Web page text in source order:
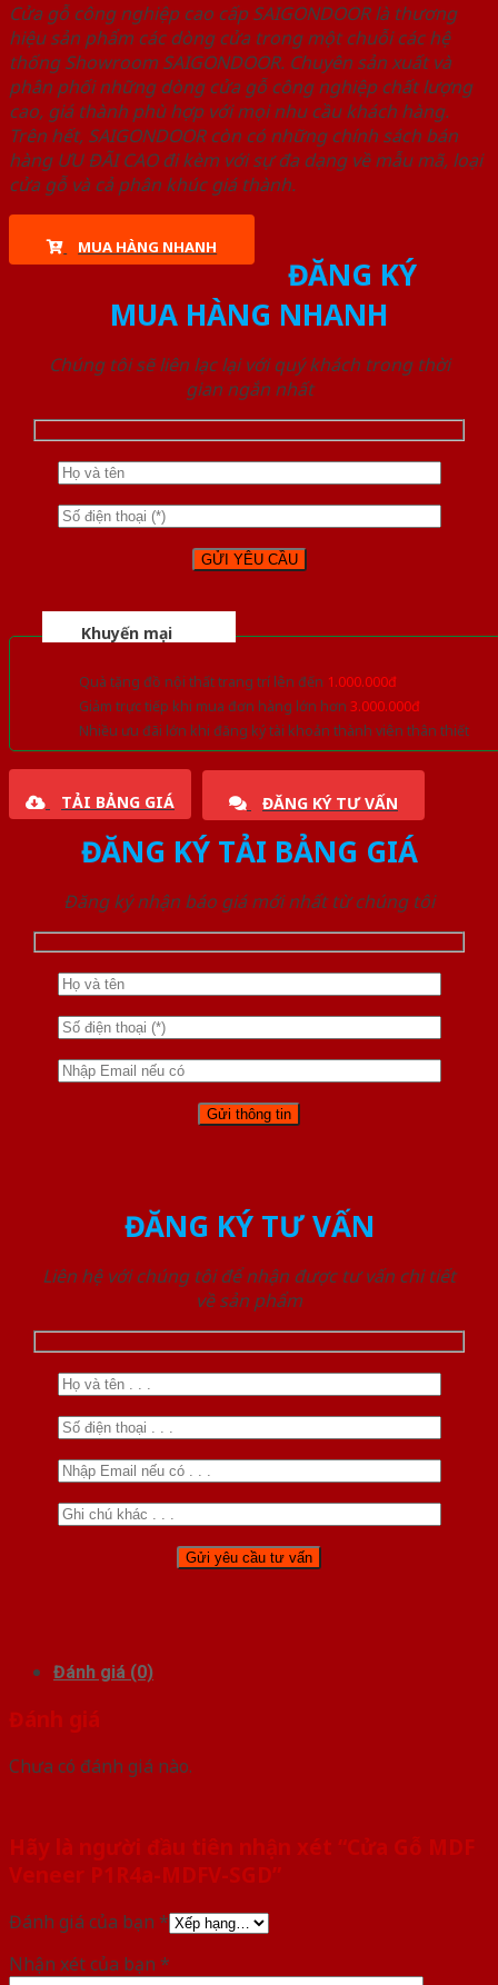
Cửa gỗ công nghiệp cao cấp SAIGONDOOR là thương
hiệu sản phẩm các dòng cửa trong một chuỗi các hệ
thống Showroom SAIGONDOOR. Chuyên sản xuất và
phân phối những dòng cửa gỗ công nghiệp chất lượng
cao, giá thành phù hợp với mọi nhu cầu khách hàng.
Trên hết, SAIGONDOOR còn có những chính sách bán
hàng ƯU ĐÃI CAO đi kèm với sự đa dạng về mẫu mã, loại
cửa gỗ và cả phân khúc giá thành.
MUA HÀNG NHANH
ĐĂNG KÝ
MUA HÀNG NHANH
Chúng tôi sẽ liên lạc lại với quý khách trong thời
gian ngắn nhất
Khuyến mại
Quà tặng đồ nội thất trang trí lên đến 1.000.000đ
Giảm trực tiếp khi mua đơn hàng lớn hơn 3.000.000đ
Nhiều ưu đãi lớn khi đăng ký tài khoản thành viên thân thiết
TẢI BẢNG GIÁ ĐĂNG KÝ TƯ VẤN
ĐĂNG KÝ TẢI BẢNG GIÁ
Đăng ký nhận báo giá mới nhất từ chúng tôi
ĐĂNG KÝ TƯ VẤN
Liên hệ với chúng tôi để nhận được tư vấn chi tiết
về sản phẩm
Đánh giá (0)
Đánh giá
Chưa có đánh giá nào.
Hãy là người đầu tiên nhận xét “Cửa Gỗ MDF
Veneer P1R4a-MDFV-SGD”
Đánh giá của bạn *
Nhận xét của bạn *